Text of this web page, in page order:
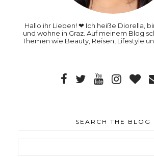
Hallo ihr Lieben! ❤ Ich heiße Diorella,
und wohne in Graz. Auf meinem Blog
Themen wie Beauty, Reisen, Lifestyle
SEARCH THE BLOG